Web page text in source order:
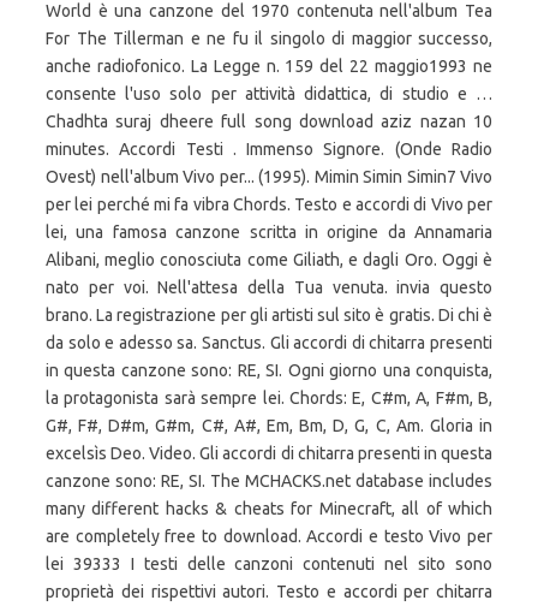
World è una canzone del 1970 contenuta nell'album Tea
For The Tillerman e ne fu il singolo di maggior successo,
anche radiofonico. La Legge n. 159 del 22 maggio1993 ne
consente l'uso solo per attività didattica, di studio e …
Chadhta suraj dheere full song download aziz nazan 10
minutes. Accordi Testi . Immenso Signore. (Onde Radio
Ovest) nell'album Vivo per... (1995). Mimin Simin Simin7 Vivo
per lei perché mi fa vibra Chords. Testo e accordi di Vivo per
lei, una famosa canzone scritta in origine da Annamaria
Alibani, meglio conosciuta come Giliath, e dagli Oro. Oggi è
nato per voi. Nell'attesa della Tua venuta. invia questo
brano. La registrazione per gli artisti sul sito è gratis. Di chi è
da solo e adesso sa. Sanctus. Gli accordi di chitarra presenti
in questa canzone sono: RE, SI. Ogni giorno una conquista,
la protagonista sarà sempre lei. Chords: E, C#m, A, F#m, B,
G#, F#, D#m, G#m, C#, A#, Em, Bm, D, G, C, Am. Gloria in
excelsìs Deo. Video. Gli accordi di chitarra presenti in questa
canzone sono: RE, SI. The MCHACKS.net database includes
many different hacks & cheats for Minecraft, all of which
are completely free to download. Accordi e testo Vivo per
lei 39333 I testi delle canzoni contenuti nel sito sono
proprietà dei rispettivi autori. Testo e accordi per chitarra